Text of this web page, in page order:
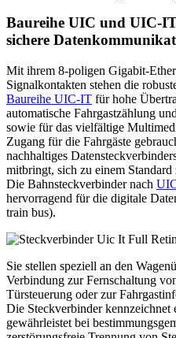
Baureihe UIC und UIC-
sichere
Mit ihrem 8-poligen Gigabit-
Signalkontakten stehen die
Baureihe UIC-IT für hohe
automatische Fahrgastzählung
sowie für das vielfältige
Zugang für die Fahrgäste
nachhaltiges
mitbringt, sich zu einem
Die Bahnsteckverbinder nach
hervorragend für die digitale
train bus).
Sie stellen speziell an den
Verbindung zur Fernschaltung
Türsteuerung oder zur
Die Steckverbinder
gewährleistet bei